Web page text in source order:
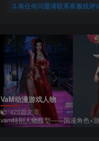
3.有任何问题请联系客服或评
VaM动漫游戏人物
423篇文章
vam特别人物模型——国漫角色+